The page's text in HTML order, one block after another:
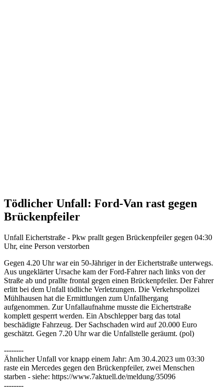
Tödlicher Unfall: Ford-Van rast gegen
Brückenpfeiler
Unfall Eichertstraße - Pkw prallt gegen Brückenpfeiler gegen 04:30
Uhr, eine Person verstorben
Gegen 4.20 Uhr war ein 50-Jähriger in der Eichertstraße unterwegs.
Aus ungeklärter Ursache kam der Ford-Fahrer nach links von der
Straße ab und prallte frontal gegen einen Brückenpfeiler. Der Fahrer
erlitt bei dem Unfall tödliche Verletzungen. Die Verkehrspolizei
Mühlhausen hat die Ermittlungen zum Unfallhergang
aufgenommen. Zur Unfallaufnahme musste die Eichertstraße
komplett gesperrt werden. Ein Abschlepper barg das total
beschädigte Fahrzeug. Der Sachschaden wird auf 20.000 Euro
geschätzt. Gegen 7.20 Uhr war die Unfallstelle geräumt. (pol)
--------
Ähnlicher Unfall vor knapp einem Jahr: Am 30.4.2023 um 03:30
raste ein Mercedes gegen den Brückenpfeiler, zwei Menschen
starben - siehe: https://www.7aktuell.de/meldung/35096
--------